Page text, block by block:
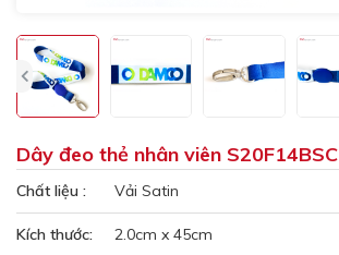
Dây đeo thẻ nhân viên S20F14BSC
Chất liệu : Vải Satin
Kích thước: 2.0cm x 45cm